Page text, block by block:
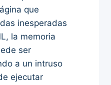
que
inesperadas
la memoria
ser
a un intruso
ejecutar